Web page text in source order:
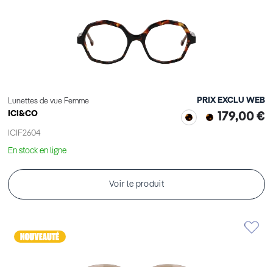
Lunettes de vue Femme
ICI&CO
ICIF2604
PRIX EXCLU WEB
179,00 €
En stock en ligne
Voir le produit